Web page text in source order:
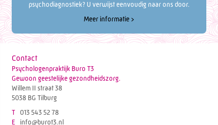
psychodiagnostiek? U verwijst eenvoudig naar ons door.
Meer informatie >
Contact
Psychologenpraktijk Buro T3
Gewoon geestelijke gezondheidszorg.
Willem II straat 38
5038 BG Tilburg
T
013 543 52 78
E
info@burot3.nl